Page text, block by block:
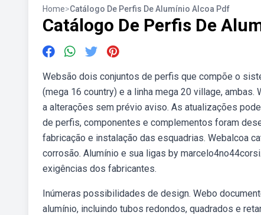
Home>Catálogo De Perfis De Alumínio Alcoa Pdf
Catálogo De Perfis De
Websão dois conjuntos de perfis que compõe o
(mega 16 country) e a linha mega 20 village,
a alterações sem prévio aviso. As atualizações
de perfis, componentes e complementos foram
fabricação e instalação das esquadrias. Webalcoa
corrosão. Alumínio e sua ligas by
exigências dos fabricantes.
Inúmeras possibilidades de design. Webo
alumínio, incluindo tubos redondos, quadrados e